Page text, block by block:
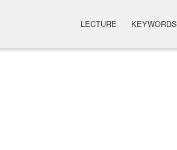
LECTURE KEYWORDS